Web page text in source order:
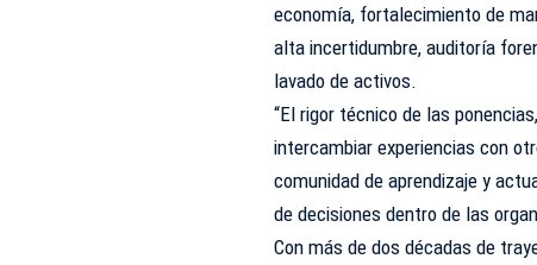
economía, fortalecimiento de
alta incertidumbre, auditoría
lavado de activos.
“El rigor técnico de las
intercambiar experiencias con
comunidad de aprendizaje y
de decisiones dentro de las
Con más de dos décadas de